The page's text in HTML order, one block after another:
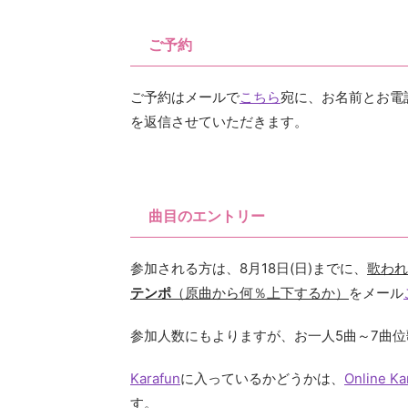
ご予約
ご予約はメールでこちら宛に、お名前とお
を返信させていただきます。
曲目のエントリー
参加される方は、8月18日(日)までに、 歌わ
テンポ （原曲から何％上下するか） をメール
参加人数にもよりますが、お一人5曲～7曲
Karafunに入っているかどうかは、 Online
す。